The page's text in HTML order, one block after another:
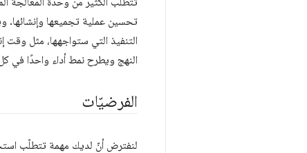
النهج ويطرح نمط أداء واحدًا في
الفرضيّات